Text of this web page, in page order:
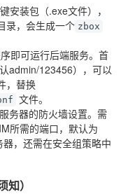
安装包（.exe文件），
录，会生成一个 zbox
即可运行后端服务。首
admin/123456），可以
，替换
文件。
务器的防火墙设置。需
所需的端口，默认为
，还需在安全组策略中
）